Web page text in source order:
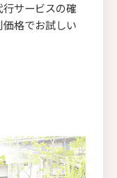
サービスの確
格でお試しい